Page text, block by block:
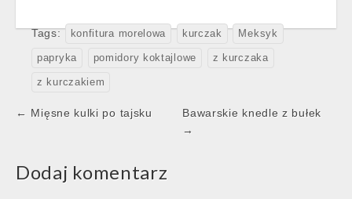
Tags: konfitura morelowa kurczak Meksyk
papryka pomidory koktajlowe z kurczaka
z kurczakiem
Post
← Mięsne kulki po tajsku
Bawarskie knedle z bułek
→
Dodaj komentarz